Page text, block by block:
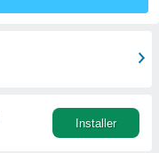
Installer